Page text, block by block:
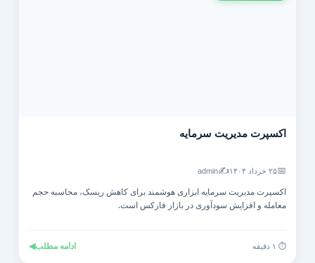
اکسپرت مدیریت سرمایه
۲۵ خرداد ۱۴۰۴ ✍️
admin
اکسپرت مدیریت سرمایه ابزاری هوشمند برای کاهش ریسک، محاسبه حجم
معامله و افزایش سودآوری در بازار فارکس است.
ادامه مطلب◀